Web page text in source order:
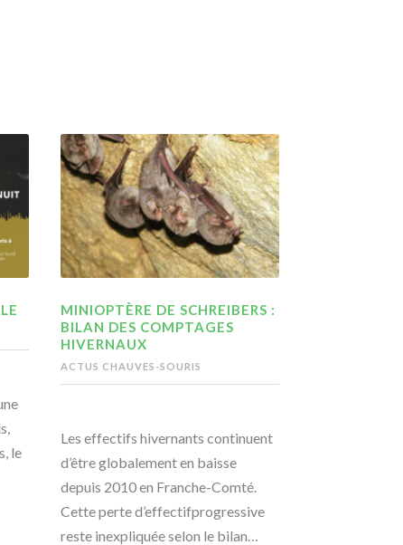
le
MINIOPTÈRE DE SCHREIBERS :
BILAN DES COMPTAGES
HIVERNAUX
ACTUS CHAUVES-SOURIS
Les effectifs hivernants continuent
d’être globalement en baisse
depuis 2010 en Franche-Comté.
Cette perte d’effectifprogressive
reste inexpliquée selon le bilan…